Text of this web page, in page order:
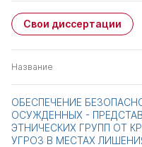
Свои диссертации
Название
ОБЕСПЕЧЕНИЕ
ОСУЖДЕННЫХ -
ЭТНИЧЕСКИХ ГРУПП ОТ
УГРОЗ В МЕСТАХ